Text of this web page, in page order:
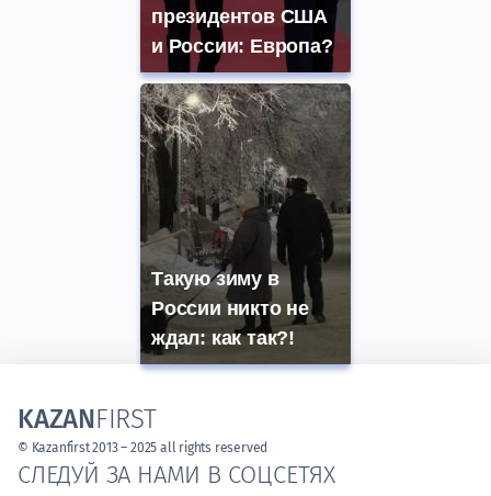
президентов США
и России: Европа?
Такую зиму в
России никто не
ждал: как так?!
СЛЕДУЙ ЗА НАМИ В СОЦСЕТЯХ
KAZANFIRST
© Kazanfirst 2013 – 2025 all rights reserved